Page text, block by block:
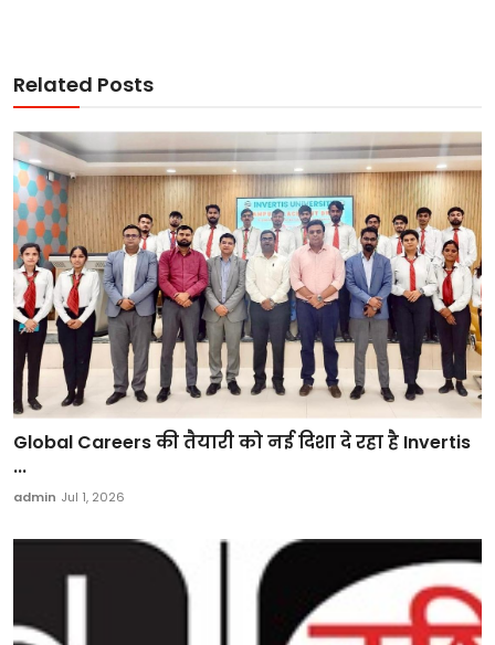
Related Posts
Global Careers की तैयारी को नई दिशा दे रहा है Invertis
...
admin Jul 1, 2026